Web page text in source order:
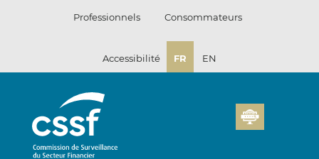
Professionnels Consommateurs
Accessibilité FR EN